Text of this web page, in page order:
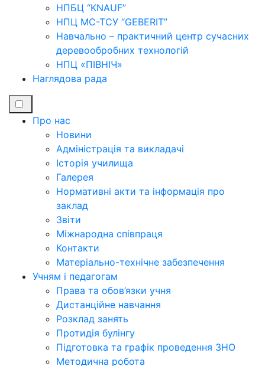
НПБЦ “KNAUF”
НПЦ МС-ТСУ “GEBERIT”
Навчально – практичний центр сучасних
деревообробних технологій
НПЦ «ПІВНІЧ»
Наглядова рада
Про нас
Новини
Адміністрація та викладачі
Історія училища
Галерея
Нормативні акти та інформація про
заклад
Звіти
Міжнародна співпраця
Контакти
Матеріально-технічне забезпечення
Учням і педагогам
Права та обов’язки учня
Дистанційне навчання
Розклад занять
Протидія булінгу
Підготовка та графік проведення ЗНО
Методична робота